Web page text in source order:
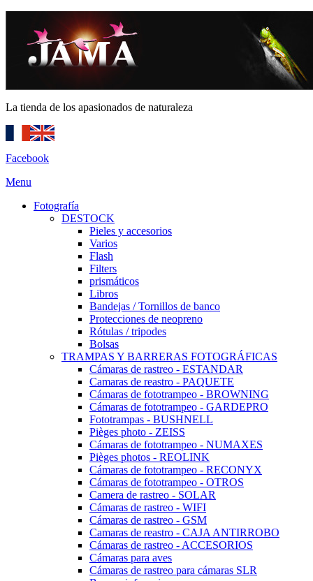
La tienda de los apasionados de naturaleza
Facebook
Menu
Fotografía
DESTOCK
Pieles y accesorios
Varios
Flash
Filters
prismáticos
Libros
Bandejas / Tornillos de banco
Protecciones de neopreno
Rótulas / tripodes
Bolsas
TRAMPAS Y BARRERAS FOTOGRÁFICAS
Cámaras de rastreo - ESTANDAR
Camaras de reastro - PAQUETE
Cámaras de fototrampeo - BROWNING
Cámaras de fototrampeo - GARDEPRO
Fototrampas - BUSHNELL
Pièges photo - ZEISS
Cámaras de fototrampeo - NUMAXES
Pièges photos - REOLINK
Cámaras de fototrampeo - RECONYX
Cámaras de fototrampeo - OTROS
Camera de rastreo - SOLAR
Cámaras de rastreo - WIFI
Cámaras de rastreo - GSM
Camaras de reastro - CAJA ANTIRROBO
Cámaras de rastreo - ACCESORIOS
Cámaras para aves
Cámaras de rastreo para cámaras SLR